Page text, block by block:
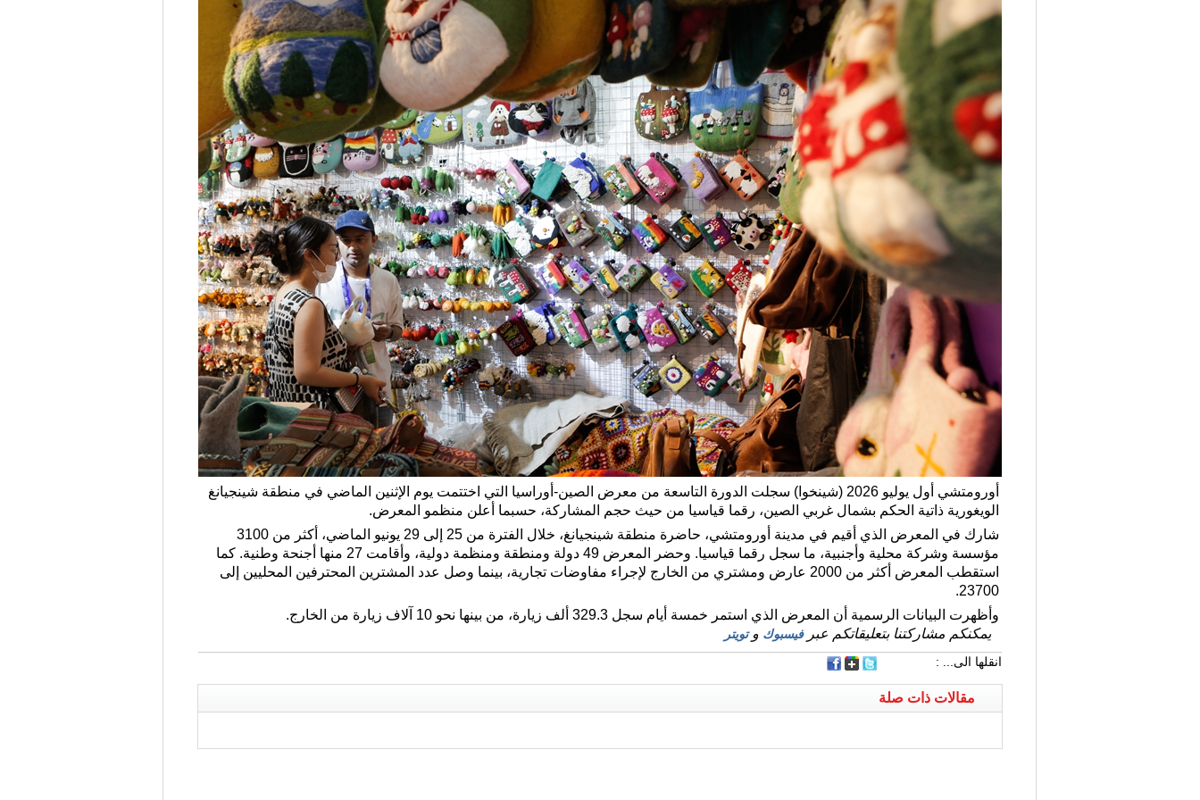
أورومتشي أول يوليو 2026 (شينخوا) سجلت الدورة التاسعة من معرض الصين-أوراسيا التي اختتمت يوم الإثنين الماضي في منطقة شينجيانغ
الويغورية ذاتية الحكم بشمال غربي الصين، رقما قياسيا من حيث حجم المشاركة، حسبما أعلن منظمو المعرض.
شارك في المعرض الذي أقيم في مدينة أورومتشي، حاضرة منطقة شينجيانغ، خلال الفترة من 25 إلى 29 يونيو الماضي، أكثر من 3100
مؤسسة وشركة محلية وأجنبية، ما سجل رقما قياسيا. وحضر المعرض 49 دولة ومنطقة ومنظمة دولية، وأقامت 27 منها أجنحة وطنية. كما
استقطب المعرض أكثر من 2000 عارض ومشتري من الخارج لإجراء مفاوضات تجارية، بينما وصل عدد المشترين المحترفين المحليين إلى
23700.
وأظهرت البيانات الرسمية أن المعرض الذي استمر خمسة أيام سجل 329.3 ألف زيارة، من بينها نحو 10 آلاف زيارة من الخارج.
يمكنكم مشاركتنا بتعليقاتكم عبرفيسبوك وتويتر
انقلها الى... :
مقالات ذات صلة